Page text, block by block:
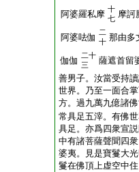
阿婆羅私摩 十
七 摩訶
阿婆呿伽 二
十 那由多
伽伽 二十
三
薩遮首留
善男子。汝當受持
世界。乃至一面合
方。過九萬九億諸
常具足五滓。有佛
具足。亦爲四衆宣
中有諸菩薩聲聞四
婆夷。見是寶鬘大
鬘在佛頂上虚空中